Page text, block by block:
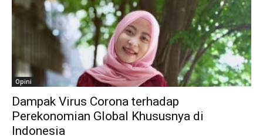
Opini
Dampak Virus Corona terhadap
Perekonomian Global Khususnya di
Indonesia